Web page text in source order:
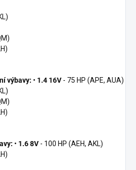
výbavy: • 1.4 16V - 75 HP (APE, AUA)
• 1.6 8V - 100 HP (AEH, AKL)